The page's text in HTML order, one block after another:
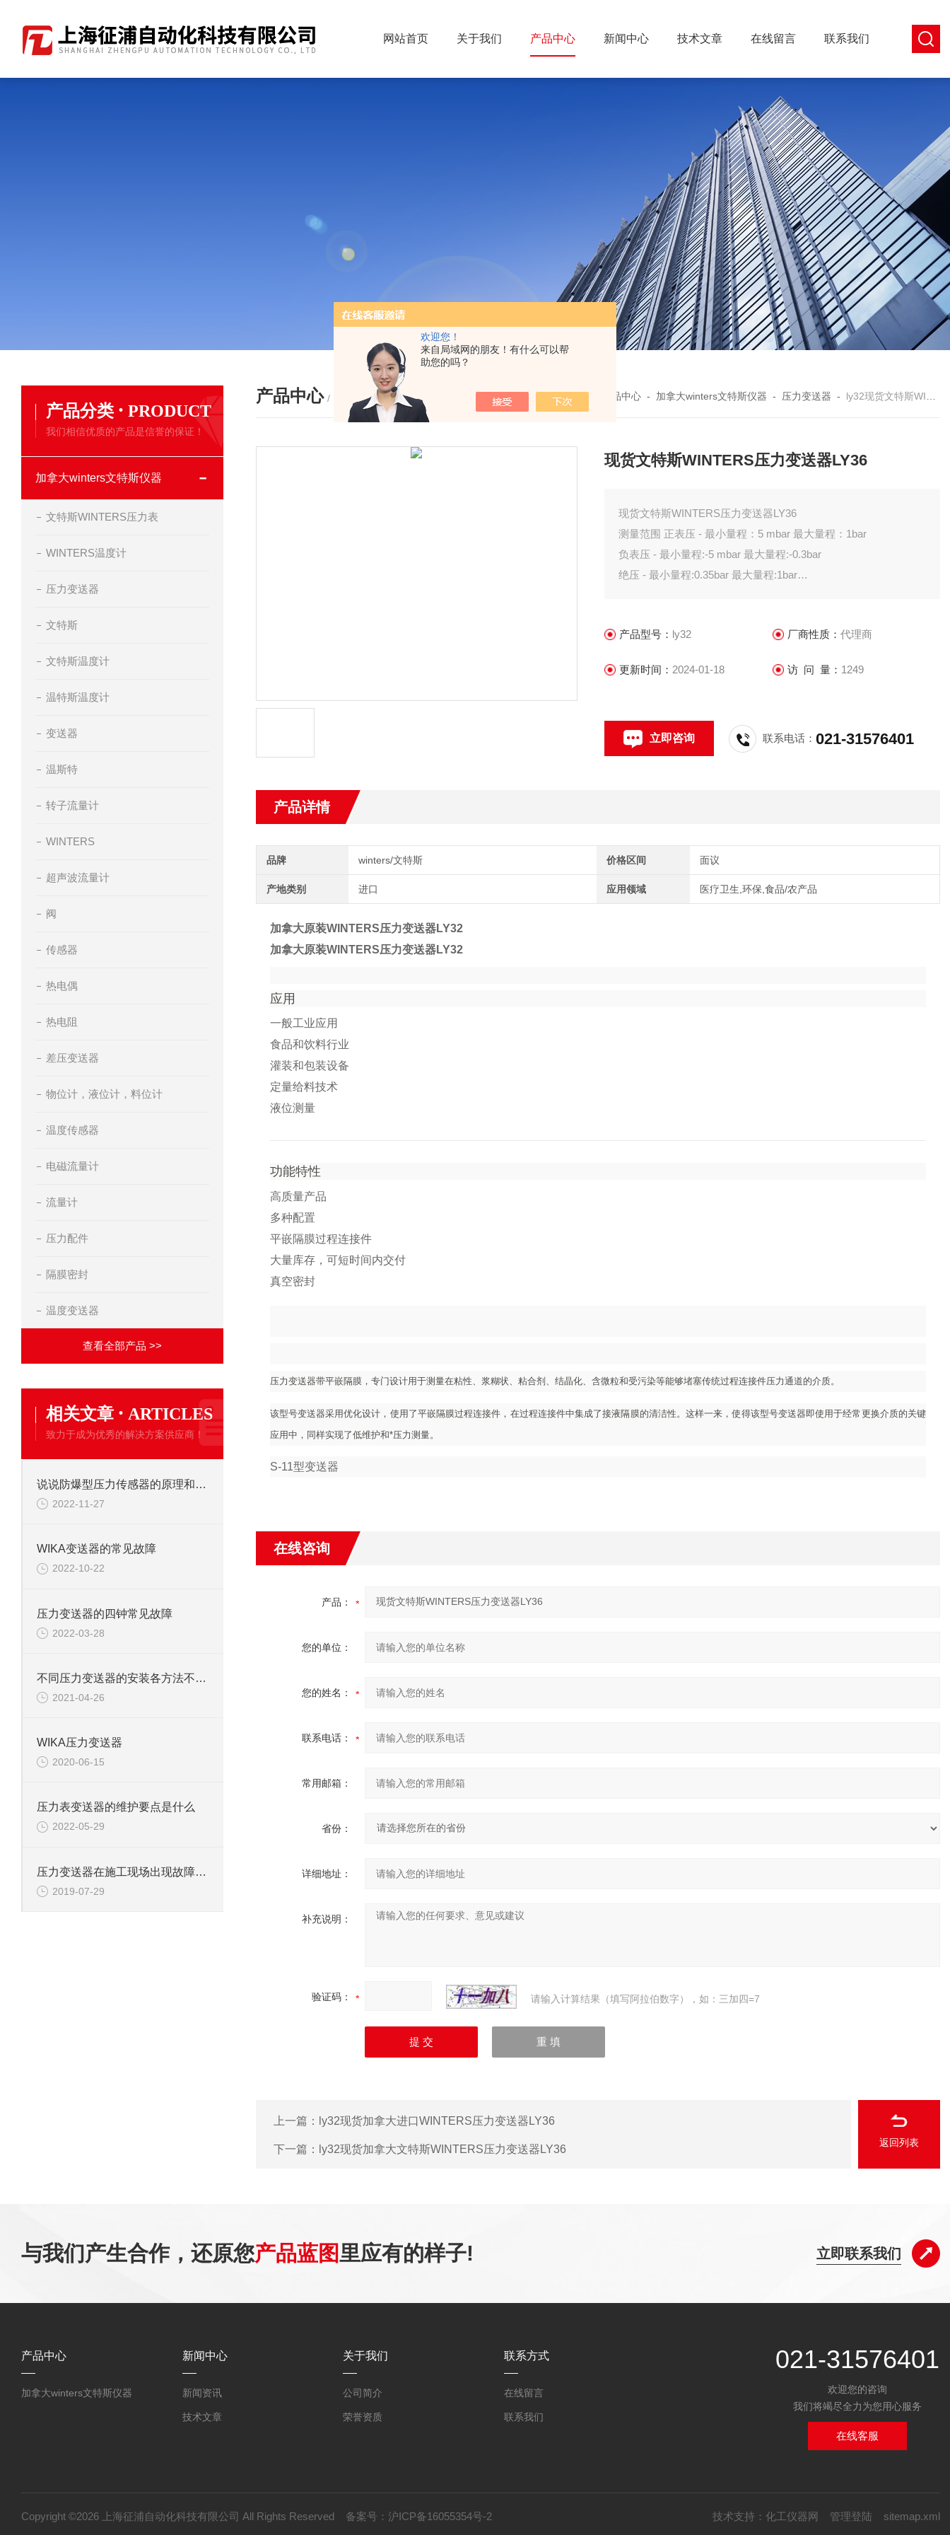
欢迎您！
来自局域网的朋友！有什么可以帮
助您的吗？
网站首页 关于我们 产品中心 新闻中心 技术文章 在线留言 联系我们
产品中心 / PRODUCTS 您的位置：首页 - 产品中心 - 加拿大winters文特斯仪器 - 压力变送器 - ly32现货文特斯WINTERS压力变送器LY36
现货文特斯WINTERS压力变送器LY36
现货文特斯WINTERS压力变送器LY36
测量范围 正表压 - 最小量程：5 mbar 最大量程：1bar
负表压 - 最小量程:-5 mbar 最大量程:-0.3bar
绝压 - 最小量程:0.35bar 最大量程:1bar
产品型号： ly32 厂商性质： 代理商
更新时间： 2024-01-18 访 问 量： 1249
立即咨询 联系电话：021-31576401
产品详情
品牌 winters/文特斯 价格区间 面议
产地类别 进口 应用领域 医疗卫生,环保,食品/农产品
加拿大原装WINTERS压力变送器LY32
加拿大原装WINTERS压力变送器LY32
应用
一般工业应用
食品和饮料行业
灌装和包装设备
定量给料技术
液位测量
功能特性
高质量产品
多种配置
平嵌隔膜过程连接件
大量库存，可短时间内交付
真空密封
压力变送器带平嵌隔膜，专门设计用于测量在粘性、浆糊状、粘合剂、结晶化、含微粒和受污染等能够堵塞传统过程连接件压力通道的介质。
该型号变送器采用优化设计，使用了平嵌隔膜过程连接件，在过程连接件中集成了接液隔膜的清洁性。这样一来，使得该型号变送器即使用于经常更换介质的关键
应用中，同样实现了低维护和*压力测量。
S-11型变送器
在线咨询
产品：
您的单位：
您的姓名：
联系电话：
常用邮箱：
省份：
详细地址：
补充说明：
验证码： 请输入计算结果（填写阿拉伯数字），如：三加四=7
上一篇： ly32现货加拿大进口WINTERS压力变送器LY36
下一篇： ly32现货加拿大文特斯WINTERS压力变送器LY36
返回列表
产品分类 · PRODUCT
我们相信优质的产品是信誉的保证！
加拿大winters文特斯仪器
文特斯WINTERS压力表
WINTERS温度计
压力变送器
文特斯
文特斯温度计
温特斯温度计
变送器
温斯特
转子流量计
WINTERS
超声波流量计
阀
传感器
热电偶
热电阻
差压变送器
物位计，液位计，料位计
温度传感器
电磁流量计
流量计
压力配件
隔膜密封
温度变送器
查看全部产品 >>
相关文章 · ARTICLES
致力于成为优秀的解决方案供应商！
说说防爆型压力传感器的原理和安装
2022-11-27
WIKA变送器的常见故障
2022-10-22
压力变送器的四钟常见故障
2022-03-28
不同压力变送器的安装各方法不同，又有哪些注意事项
2021-04-26
WIKA压力变送器
2020-06-15
压力表变送器的维护要点是什么
2022-05-29
压力变送器在施工现场出现故障的原因
2019-07-29
与我们产生合作，还原您产品蓝图里应有的样子! 立即联系我们
产品中心
加拿大winters文特斯仪器
新闻中心
新闻资讯
技术文章
关于我们
公司简介
荣誉资质
联系方式
在线留言
联系我们
021-31576401
欢迎您的咨询
我们将竭尽全力为您用心服务
在线客服
Copyright ©2026 上海征浦自动化科技有限公司 All Rights Reserved 备案号： 沪ICP备16055354号-2 技术支持： 化工仪器网 管理登陆 sitemap.xml